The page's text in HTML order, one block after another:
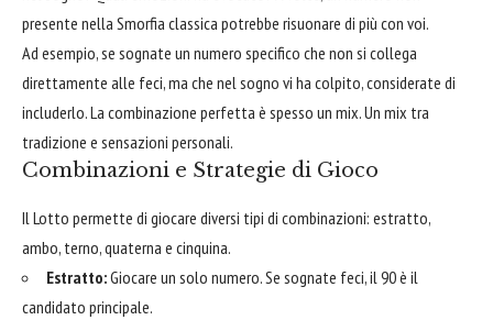
presente nella Smorfia classica potrebbe risuonare di più con voi.
Ad esempio, se sognate un numero specifico che non si collega
direttamente alle feci, ma che nel sogno vi ha colpito, considerate di
includerlo. La combinazione perfetta è spesso un mix. Un mix tra
tradizione e sensazioni personali.
Combinazioni e Strategie di Gioco
Il Lotto permette di giocare diversi tipi di combinazioni: estratto,
ambo, terno, quaterna e cinquina.
Estratto:Giocare un solo numero. Se sognate feci, il 90 è il
candidato principale.